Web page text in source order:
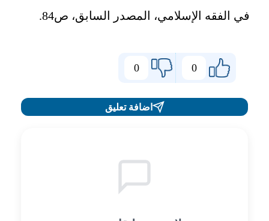
في الفقه الإسلامي، المصدر السابق، ص84.
0
0
اضافة تعليق